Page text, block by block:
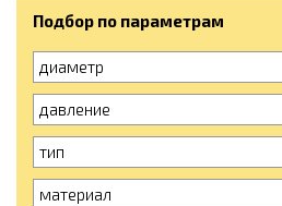
Подбор по параметрам
диаметр
давление
тип
материал